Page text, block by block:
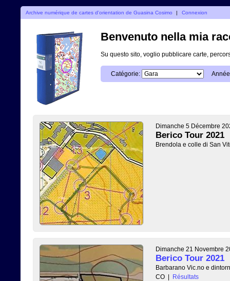
Archive numérique de cartes d'orientation de Guasina Cosimo | Connexion
Benvenuto nella mia
Su questo sito, voglio pubblicare carte,
Catégorie:
Dimanche 5 Décembre
Berico Tour 2021
Brendola e colle di San
Dimanche 21 Novembre
Berico Tour 2021
Barbarano Vic.no e
CO | Résultats